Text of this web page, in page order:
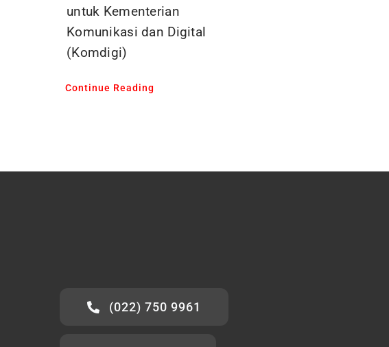
untuk Kementerian
Komunikasi dan Digital
(Komdigi)
Continue Reading
(022) 750 9961